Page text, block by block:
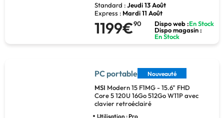
Standard :Jeudi 13 Août
Express : Mardi 11 Août
1199€90 Dispo web :En Stock
Dispo magasin :
En Stock
PC portable Nouveauté
MSI Modern 15 F1MG - 15.6" FHD
Core 5 120U 16Go 512Go W11P avec
clavier retroéclairé
Utilisation : Pro